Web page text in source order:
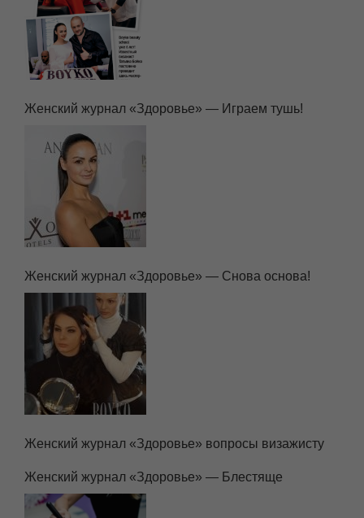
Женский журнал «Здоровье» — Играем тушь!
Женский журнал «Здоровье» — Снова основа!
Женский журнал «Здоровье» вопросы визажисту
Женский журнал «Здоровье» — Блестяще